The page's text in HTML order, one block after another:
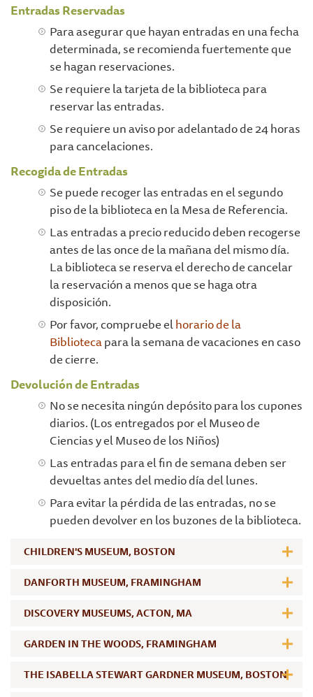
Entradas Reservadas
Para asegurar que hayan entradas en una fecha
determinada, se recomienda fuertemente que
se hagan reservaciones.
Se requiere la tarjeta de la biblioteca para
reservar las entradas.
Se requiere un aviso por adelantado de 24 horas
para cancelaciones.
Recogida de Entradas
Se puede recoger las entradas en el segundo
piso de la biblioteca en la Mesa de Referencia.
Las entradas a precio reducido deben recogerse
antes de las once de la mañana del mismo día.
La biblioteca se reserva el derecho de cancelar
la reservación a menos que se haga otra
disposición.
Por favor, compruebe elhorario de la
Bibliotecapara la semana de vacaciones en caso
de cierre.
Devolución de Entradas
No se necesita ningún depósito para los cupones
diarios. (Los entregados por el Museo de
Ciencias y el Museo de los Niños)
Las entradas para el fin de semana deben ser
devueltas antes del medio día del lunes.
Para evitar la pérdida de las entradas, no se
pueden devolver en los buzones de la biblioteca.
CHILDREN'S MUSEUM, BOSTON
DANFORTH MUSEUM, FRAMINGHAM
DISCOVERY MUSEUMS, ACTON, MA
GARDEN IN THE WOODS, FRAMINGHAM
THE ISABELLA STEWART GARDNER MUSEUM, BOSTON